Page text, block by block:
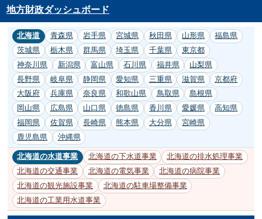
地方財政ダッシュボード
北海道 青森県 岩手県 宮城県 秋田県 山形県
福島県
茨城県
栃木県 群馬県 埼玉県 千葉県
東京都
神奈川県
新潟県 富山県 石川県 福井県
山梨県
長野県
岐阜県 静岡県 愛知県 三重県 滋賀県
京都府
大阪府
兵庫県 奈良県 和歌山県 鳥取県
島根県
岡山県
広島県 山口県 徳島県 香川県 愛媛県
高知県
福岡県
佐賀県 長崎県 熊本県 大分県
宮崎県
鹿児島県
沖縄県
北海道の水道事業 北海道の下水道事業
北海道の排水処理事業
北海道の交通事業
北海道の電気事業
北海道の病院事業
北海道の観光施設事業
北海道の駐車場整備事業
北海道の工業用水道事業